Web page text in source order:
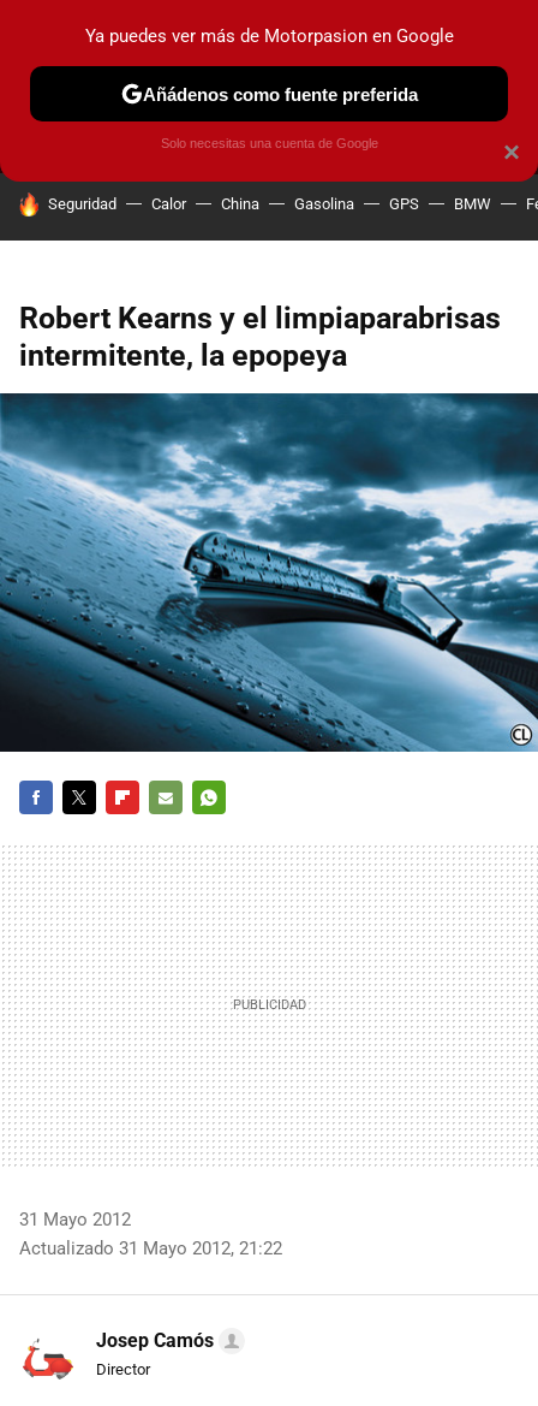
MENÚ NUEVO
COCHES ELÉCTRICOS OBSERVATORIO
HOY SE HABLA DE
Seguridad Calor China Gasolina GPS BMW
Robert Kearns y el limpiaparabrisas
intermitente, la epopeya
MAIL
31 Mayo 2012
Actualizado 31 Mayo 2012, 21:22
Josep Camós
Director
×
Ya puedes ver más de Motorpasion en Google
Añádenos como fuente preferida
Solo necesitas una cuenta de Google